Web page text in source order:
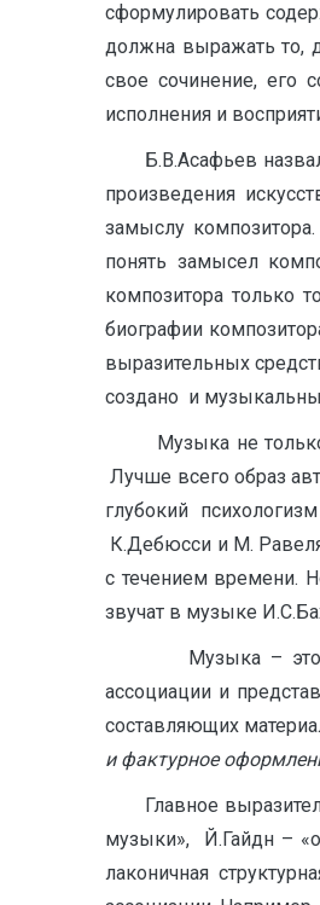
сформулировать
должна выражать то,
свое сочинение, его
исполнения и
Б.В.Асафьев назвал
произведения
замыслу
понять замысел
композитора только
биографии
выразительных
создано и
Музыка не только
Лучше всего образ
глубокий
К.Дебюсси и М.
с течением времени.
звучат в музыке
Музыка – это
ассоциации и
составляющих
и фактурное
Главное
музыки», Й.Гайдн –
лаконичная